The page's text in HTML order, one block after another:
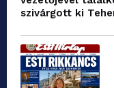
szivárgott ki